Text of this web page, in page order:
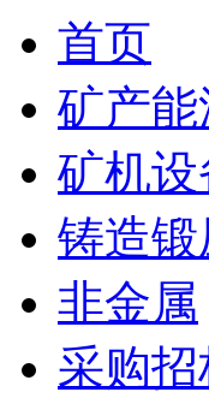
首页
矿产能
矿机设
铸造锻
非金属
采购招